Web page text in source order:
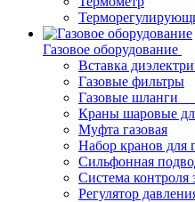
Газовое оборудование
Вставка
Газовые фильтры
Газовые шланги
Краны шаровые
Муфта газовая
Набор кранов для
Сильфонная
Система контроля
Регулятор